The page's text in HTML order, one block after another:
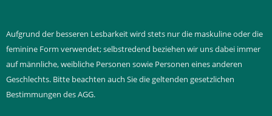
Aufgrund der besseren Lesbarkeit wird stets nur die maskuline oder die
feminine Form verwendet; selbstredend beziehen wir uns dabei immer
auf männliche, weibliche Personen sowie Personen eines anderen
Geschlechts. Bitte beachten auch Sie die geltenden gesetzlichen
Bestimmungen des AGG.